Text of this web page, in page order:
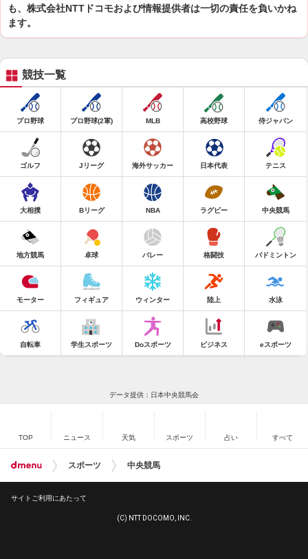
も、株式会社NTTドコモおよび情報提供者は一切の責任を負いかね
ます。
競技一覧
プロ野球 プロ野球(2軍) MLB 高校野球 侍ジャパン
ゴルフ Jリーグ 海外サッカー 日本代表 テニス
大相撲 Bリーグ NBA ラグビー 中央競馬
地方競馬 卓球 バレー 格闘技 バドミントン
モーター フィギュア ウィンター 陸上 水泳
自転車 学生スポーツ Doスポーツ ビジネス eスポーツ
データ提供：日本中央競馬会
TOP ニュース 天気 スポーツ 占い すべて
スポーツ 中央競馬
サイトご利用にあたって
(C) NTT DOCOMO, INC.